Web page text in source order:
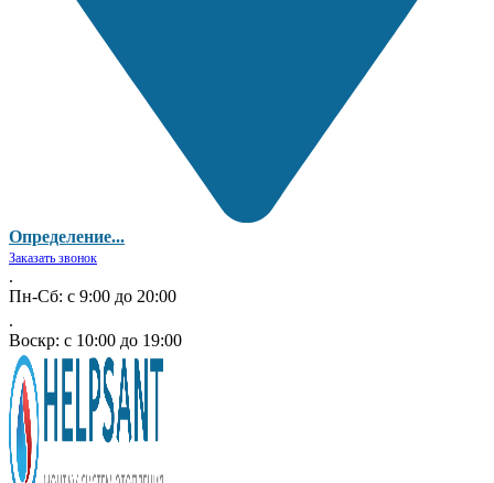
Определение...
Заказать звонок
.
Пн-Сб: с 9:00 до 20:00
.
Воскр: с 10:00 до 19:00